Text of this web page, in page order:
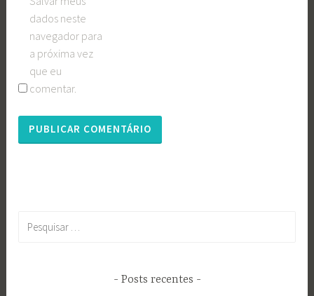
dados neste
navegador para
a próxima vez
que eu
comentar.
Posts recentes